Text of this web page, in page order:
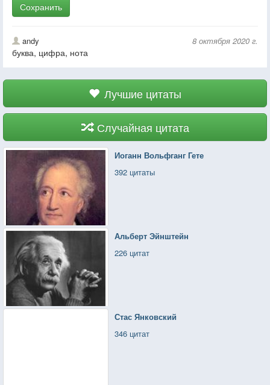
Сохранить
andy 8 октября 2020 г.
буква, цифра, нота
Лучшие цитаты
Случайная цитата
Иоганн Вольфганг Гете
392 цитаты
Альберт Эйнштейн
226 цитат
Стас Янковский
346 цитат